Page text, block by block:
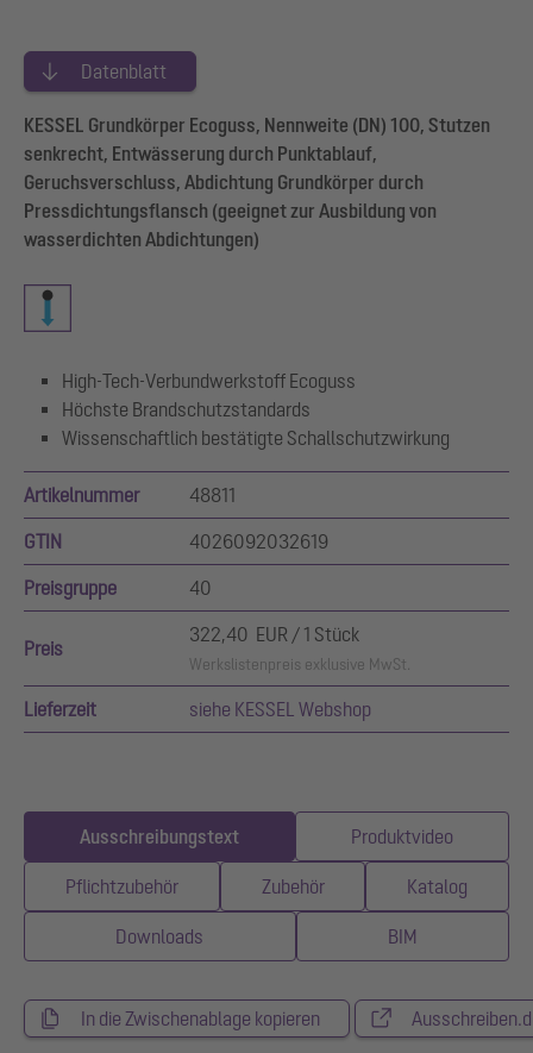
Datenblatt
KESSEL Grundkörper Ecoguss, Nennweite (DN) 100, Stutzen
senkrecht, Entwässerung durch Punktablauf,
Geruchsverschluss, Abdichtung Grundkörper durch
Pressdichtungsflansch (geeignet zur Ausbildung von
wasserdichten Abdichtungen)
High-Tech-Verbundwerkstoff Ecoguss
Höchste Brandschutzstandards
Wissenschaftlich bestätigte Schallschutzwirkung
Artikelnummer 48811
GTIN 4026092032619
Preisgruppe 40
Preis
322,40 EUR / 1 Stück
Werkslistenpreis exklusive MwSt.
Lieferzeit siehe KESSEL Webshop
Ausschreibungstext Produktvideo
Pflichtzubehör Zubehör Katalog
Downloads BIM
In die Zwischenablage kopieren